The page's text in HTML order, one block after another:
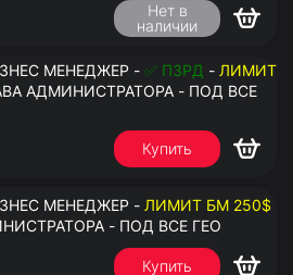
Нет в
наличии
МЕНЕДЖЕР - ✅ ПЗРД - ЛИМИТ
АДМИНИСТРАТОРА - ПОД ВСЕ
Купить
МЕНЕДЖЕР - ЛИМИТ БМ 250$
- ПОД ВСЕ ГЕО
Купить